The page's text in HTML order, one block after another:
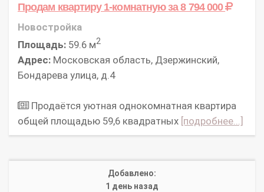
Продам квартиру 1-комнатнуюза 8 794 000
Новостройка
Площадь: 59.6 м2
Адрес: Московская область, Дзержинский,
Бондарева улица, д.4
Продаётся уютная однокомнатная квартира
общей площадью 59,6 квадратных [подробнее...]
Добавлено:
1 день назад